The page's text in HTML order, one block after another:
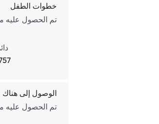
خطوات الطفل
تم الحصول عليه من الوصول إلى 1 عداد. ربما تكون قد
الوصول إلى هناك
تم الحصول عليه من الوصول إلى 10 عدادًا. 1/5 من الطريق